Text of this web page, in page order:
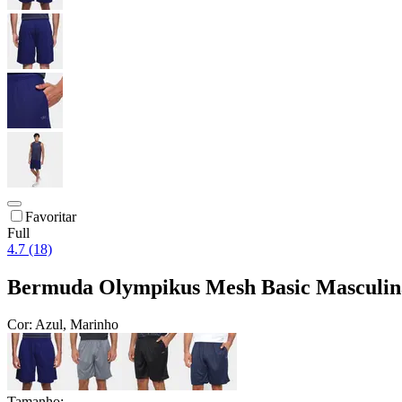
Favoritar
Full
4.7 (18)
Bermuda Olympikus Mesh Basic
Cor: Azul, Marinho